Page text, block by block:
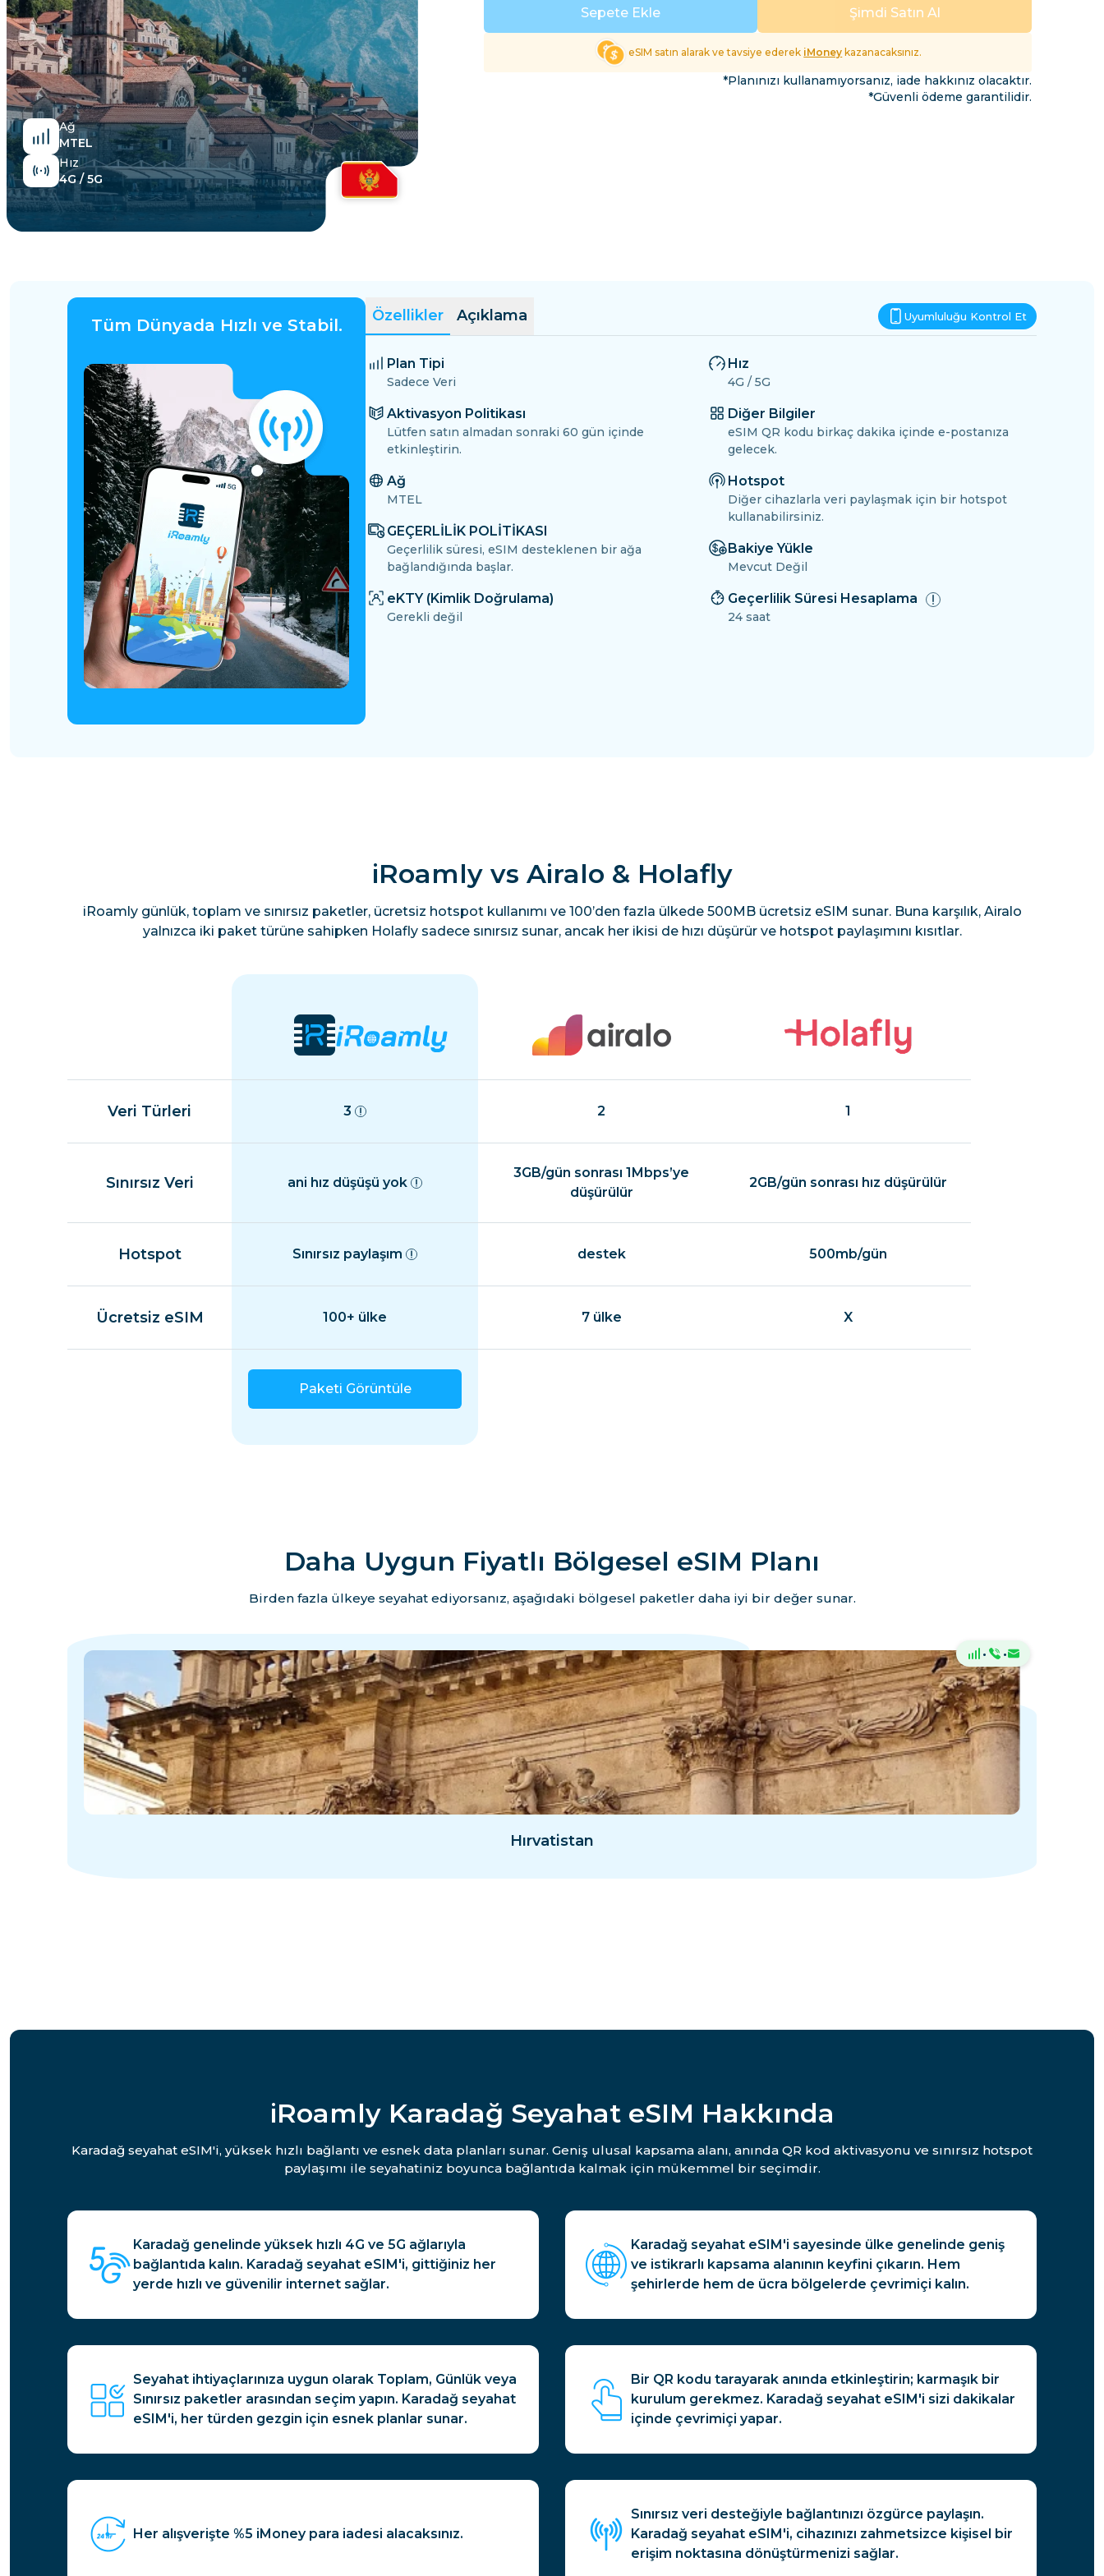
Tüm Varış Yerlerini Keşfet
Ağ
MTEL
Hız
4G / 5G
Sepete Ekle Şimdi Satın Al
eSIM satın alarak ve tavsiye ederek iMoney kazanacaksınız.
*Planınızı kullanamıyorsanız, iade hakkınız olacaktır.
*Güvenli ödeme garantilidir.
Tüm Dünyada Hızlı ve Stabil. Özellikler Açıklama Uyumluluğu Kontrol Et
Plan Tipi
Sadece Veri
Aktivasyon Politikası
Lütfen satın almadan sonraki 60 gün içinde
etkinleştirin.
Ağ
MTEL
GEÇERLİLİK POLİTİKASI
Geçerlilik süresi, eSIM desteklenen bir ağa
bağlandığında başlar.
eKTY (Kimlik Doğrulama)
Gerekli değil
Hız
4G / 5G
Diğer Bilgiler
eSIM QR kodu birkaç dakika içinde e-postanıza
gelecek.
Hotspot
Diğer cihazlarla veri paylaşmak için bir hotspot
kullanabilirsiniz.
Bakiye Yükle
Mevcut Değil
Geçerlilik Süresi Hesaplama
24 saat
iRoamly vs Airalo & Holafly
iRoamly günlük, toplam ve sınırsız paketler, ücretsiz hotspot kullanımı ve 100’den fazla ülkede 500MB ücretsiz eSIM sunar. Buna karşılık, Airalo
yalnızca iki paket türüne sahipken Holafly sadece sınırsız sunar, ancak her ikisi de hızı düşürür ve hotspot paylaşımını kısıtlar.
Veri Türleri 3 2 1
Sınırsız Veri ani hız düşüşü yok
3GB/gün sonrası 1Mbps’ye
düşürülür
2GB/gün sonrası hız düşürülür
Hotspot Sınırsız paylaşım destek 500mb/gün
Ücretsiz eSIM 100+ ülke 7 ülke X
Paketi Görüntüle
Daha Uygun Fiyatlı Bölgesel eSIM Planı
Birden fazla ülkeye seyahat ediyorsanız, aşağıdaki bölgesel paketler daha iyi bir değer sunar.
· ·
Hırvatistan
iRoamly Karadağ Seyahat eSIM Hakkında
Karadağ seyahat eSIM'i, yüksek hızlı bağlantı ve esnek data planları sunar. Geniş ulusal kapsama alanı, anında QR kod aktivasyonu ve sınırsız hotspot
paylaşımı ile seyahatiniz boyunca bağlantıda kalmak için mükemmel bir seçimdir.
Karadağ genelinde yüksek hızlı 4G ve 5G ağlarıyla
bağlantıda kalın. Karadağ seyahat eSIM'i, gittiğiniz her
yerde hızlı ve güvenilir internet sağlar.
Karadağ seyahat eSIM'i sayesinde ülke genelinde geniş
ve istikrarlı kapsama alanının keyfini çıkarın. Hem
şehirlerde hem de ücra bölgelerde çevrimiçi kalın.
Seyahat ihtiyaçlarınıza uygun olarak Toplam, Günlük veya
Sınırsız paketler arasından seçim yapın. Karadağ seyahat
eSIM'i, her türden gezgin için esnek planlar sunar.
Bir QR kodu tarayarak anında etkinleştirin; karmaşık bir
kurulum gerekmez. Karadağ seyahat eSIM'i sizi dakikalar
içinde çevrimiçi yapar.
Her alışverişte %5 iMoney para iadesi alacaksınız.
Sınırsız veri desteğiyle bağlantınızı özgürce paylaşın.
Karadağ seyahat eSIM'i, cihazınızı zahmetsizce kişisel bir
erişim noktasına dönüştürmenizi sağlar.